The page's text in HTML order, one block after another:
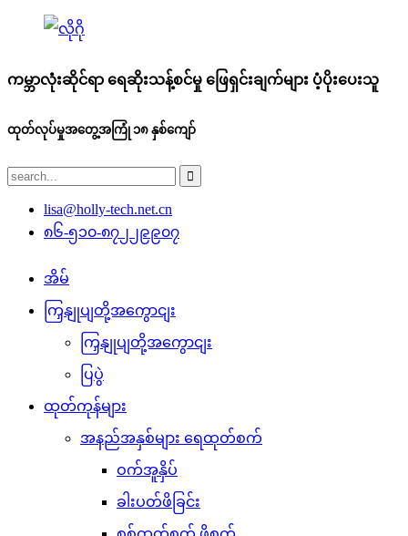
ကမ္ဘာလုံးဆိုင်ရာ ရေဆိုးသန့်စင်မှု ဖြေရှင်းချက်များ ပံ့ပိုးပေးသူ
ထုတ်လုပ်မှုအတွေ့အကြုံ ၁၈ နှစ်ကျော်
lisa@holly-tech.net.cn
၈၆-၅၁၀-၈၇၂၂၉၉၀၇
အိမ်
ကြှနျုပျတို့အကွောငျး
ကြှနျုပျတို့အကွောငျး
ပြပွဲ
ထုတ်ကုန်များ
အနည်အနှစ်များ ရေထုတ်စက်
ဝက်အူနှိပ်
ခါးပတ်ဖိခြင်း